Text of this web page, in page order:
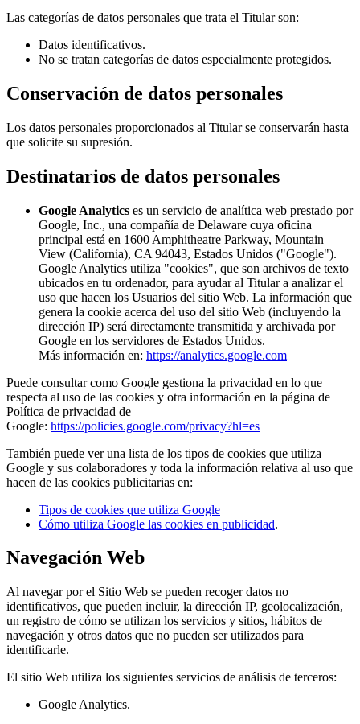
Las categorías de datos personales que trata el Titular son:
Datos identificativos.
No se tratan categorías de datos especialmente protegidos.
Conservación de datos personales
Los datos personales proporcionados al Titular se conservarán hasta
que solicite su supresión.
Destinatarios de datos personales
Google Analytics es un servicio de analítica web prestado por
Google, Inc., una compañía de Delaware cuya oficina
principal está en 1600 Amphitheatre Parkway, Mountain
View (California), CA 94043, Estados Unidos ("Google").
Google Analytics utiliza "cookies", que son archivos de texto
ubicados en tu ordenador, para ayudar al Titular a analizar el
uso que hacen los Usuarios del sitio Web. La información que
genera la cookie acerca del uso del sitio Web (incluyendo la
dirección IP) será directamente transmitida y archivada por
Google en los servidores de Estados Unidos.
Más información en: https://analytics.google.com
Puede consultar como Google gestiona la privacidad en lo que
respecta al uso de las cookies y otra información en la página de
Política de privacidad de
Google: https://policies.google.com/privacy?hl=es
También puede ver una lista de los tipos de cookies que utiliza
Google y sus colaboradores y toda la información relativa al uso que
hacen de las cookies publicitarias en:
Tipos de cookies que utiliza Google
Cómo utiliza Google las cookies en publicidad.
Navegación Web
Al navegar por el Sitio Web se pueden recoger datos no
identificativos, que pueden incluir, la dirección IP, geolocalización,
un registro de cómo se utilizan los servicios y sitios, hábitos de
navegación y otros datos que no pueden ser utilizados para
identificarle.
El sitio Web utiliza los siguientes servicios de análisis de terceros:
Google Analytics.